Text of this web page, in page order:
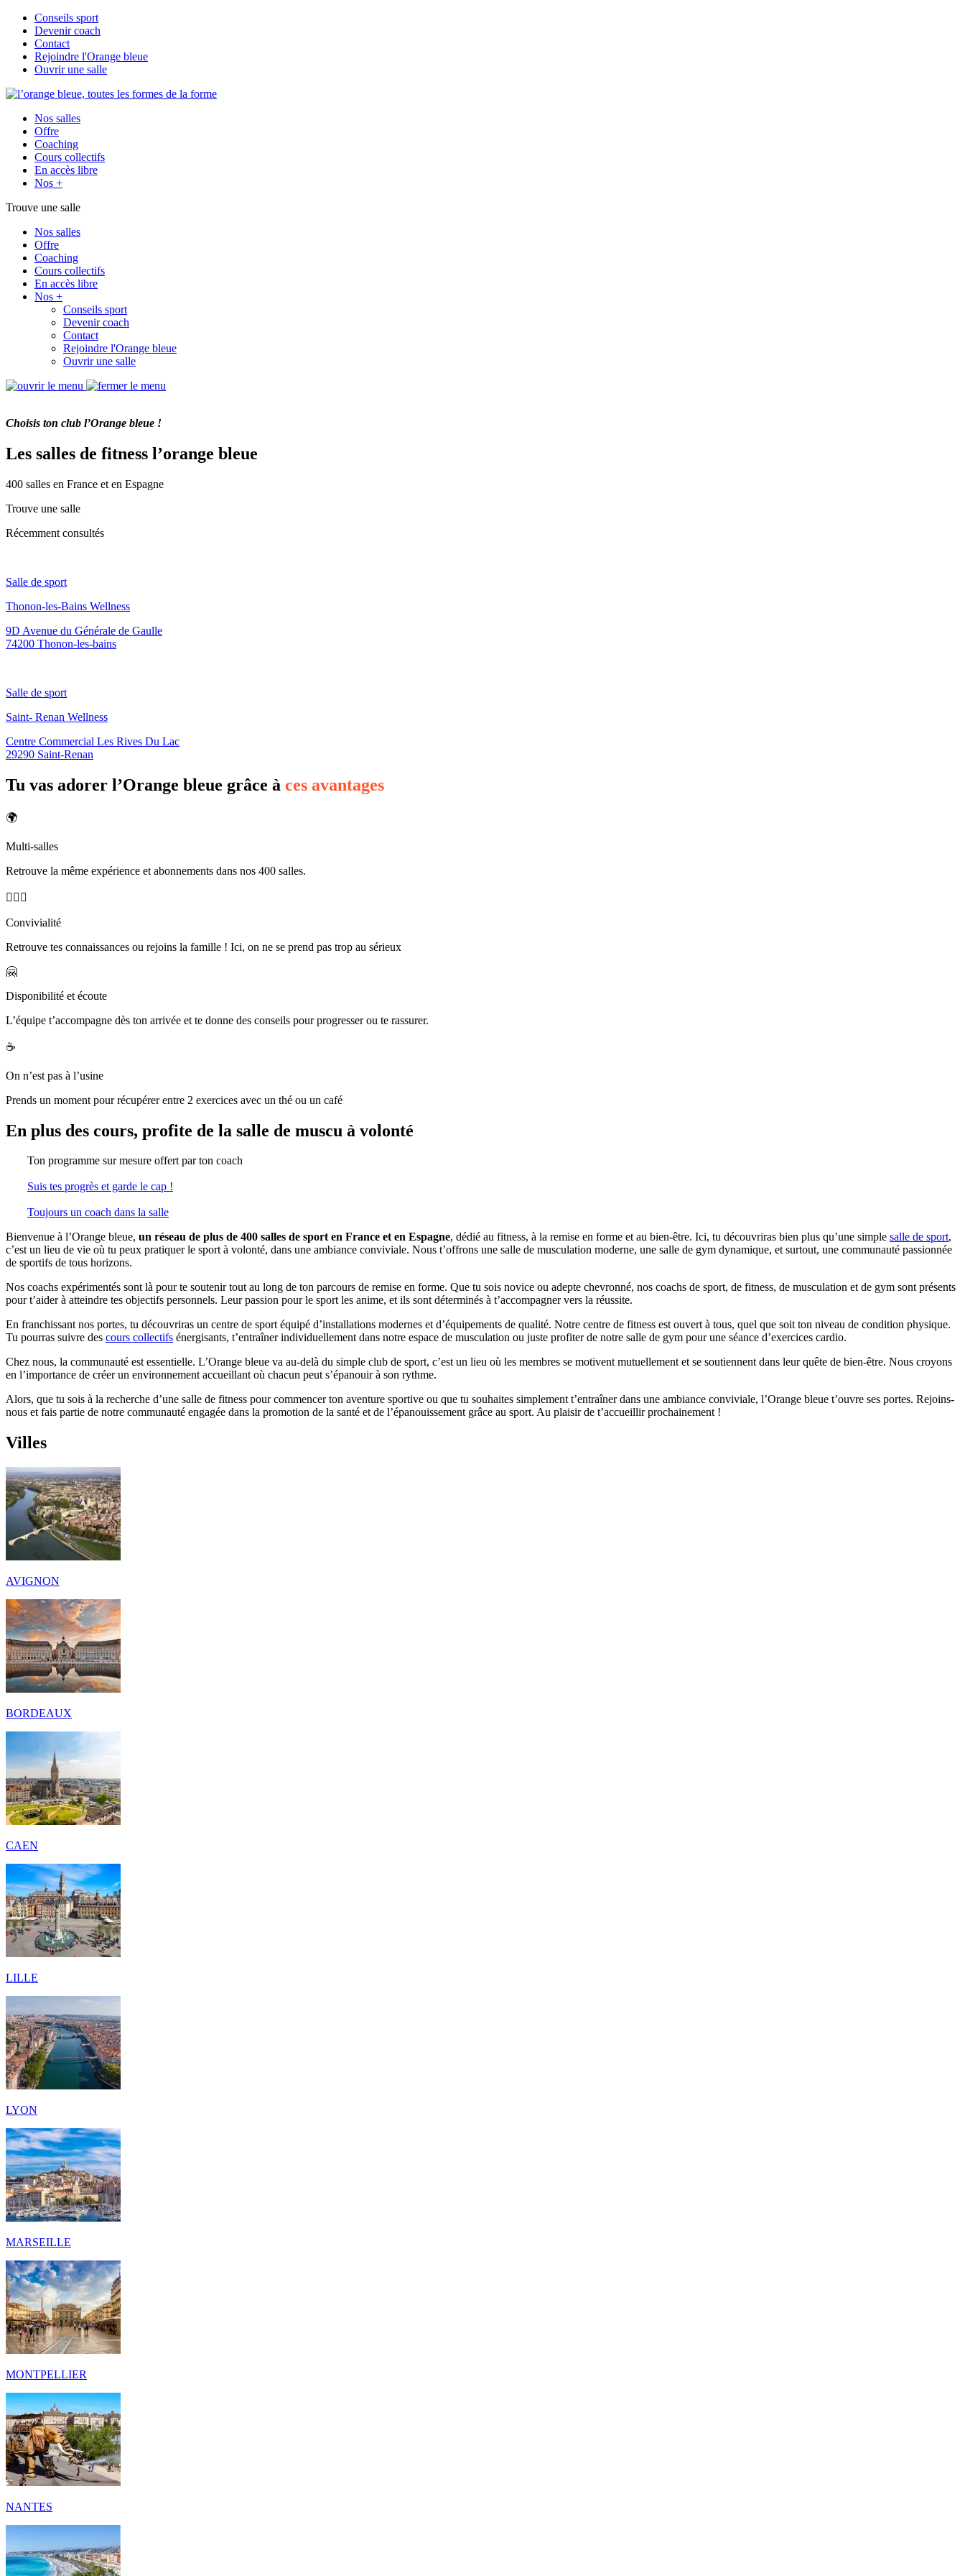
Conseils sport
Devenir coach
Contact
Rejoindre l'Orange bleue
Ouvrir une salle
Nos salles
Offre
Coaching
Cours collectifs
En accès libre
Nos +
Trouve une salle
Nos salles
Offre
Coaching
Cours collectifs
En accès libre
Nos +
Conseils sport
Devenir coach
Contact
Rejoindre l'Orange bleue
Ouvrir une salle
Choisis ton club l’Orange bleue !
Les salles de fitness l’orange bleue
400 salles en France et en Espagne
Trouve une salle
Récemment consultés
Salle de sport
Thonon-les-Bains Wellness
9D Avenue du Générale de Gaulle
74200 Thonon-les-bains
Salle de sport
Saint- Renan Wellness
Centre Commercial Les Rives Du Lac
29290 Saint-Renan
Tu vas adorer l’Orange bleue grâce à ces avantages
🌍
Multi-salles
Retrouve la même expérience et abonnements dans nos 400 salles.
🙋🏽‍♀️
Convivialité
Retrouve tes connaissances ou rejoins la famille ! Ici, on ne se prend pas trop au sérieux
🤗
Disponibilité et écoute
L’équipe t’accompagne dès ton arrivée et te donne des conseils pour progresser ou te rassurer.
☕️
On n’est pas à l’usine
Prends un moment pour récupérer entre 2 exercices avec un thé ou un café
En plus des cours, profite de la salle de muscu à volonté
Ton programme sur mesure offert par ton coach
Suis tes progrès et garde le cap !
Toujours un coach dans la salle
Bienvenue à l’Orange bleue, un réseau de plus de 400 salles de sport en France et en Espagne, dédié au fitness, à la remise en forme et au bien-être. Ici, tu découvriras bien plus qu’une simple salle de sport,
c’est un lieu de vie où tu peux pratiquer le sport à volonté, dans une ambiance conviviale. Nous t’offrons une salle de musculation moderne, une salle de gym dynamique, et surtout, une communauté passionnée
de sportifs de tous horizons.
Nos coachs expérimentés sont là pour te soutenir tout au long de ton parcours de remise en forme. Que tu sois novice ou adepte chevronné, nos coachs de sport, de fitness, de musculation et de gym sont présents
pour t’aider à atteindre tes objectifs personnels. Leur passion pour le sport les anime, et ils sont déterminés à t’accompagner vers la réussite.
En franchissant nos portes, tu découvriras un centre de sport équipé d’installations modernes et d’équipements de qualité. Notre centre de fitness est ouvert à tous, quel que soit ton niveau de condition physique.
Tu pourras suivre des cours collectifs énergisants, t’entraîner individuellement dans notre espace de musculation ou juste profiter de notre salle de gym pour une séance d’exercices cardio.
Chez nous, la communauté est essentielle. L’Orange bleue va au-delà du simple club de sport, c’est un lieu où les membres se motivent mutuellement et se soutiennent dans leur quête de bien-être. Nous croyons
en l’importance de créer un environnement accueillant où chacun peut s’épanouir à son rythme.
Alors, que tu sois à la recherche d’une salle de fitness pour commencer ton aventure sportive ou que tu souhaites simplement t’entraîner dans une ambiance conviviale, l’Orange bleue t’ouvre ses portes. Rejoins-
nous et fais partie de notre communauté engagée dans la promotion de la santé et de l’épanouissement grâce au sport. Au plaisir de t’accueillir prochainement !
Villes
AVIGNON
BORDEAUX
CAEN
LILLE
LYON
MARSEILLE
MONTPELLIER
NANTES